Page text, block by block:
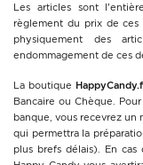
Les articles sont
règlement du prix de ces
physiquement des
endommagement de ces
La boutique
Bancaire ou Chèque.
banque, vous recevrez un
qui permettra la
plus brefs délais). En